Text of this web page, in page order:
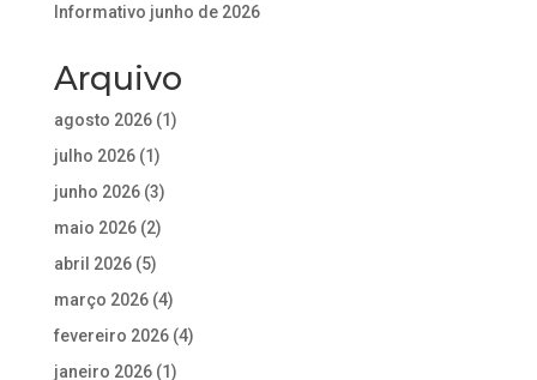
Informativo junho de 2026
Arquivo
agosto 2026(1)
julho 2026(1)
junho 2026(3)
maio 2026(2)
abril 2026(5)
março 2026(4)
fevereiro 2026(4)
janeiro 2026(1)